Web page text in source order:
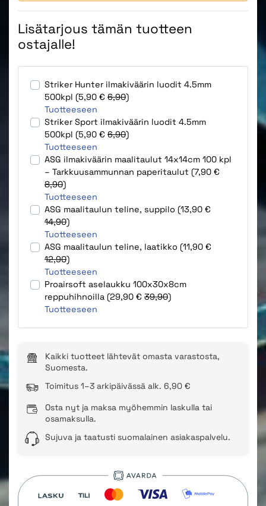
Lisätarjous tämän tuotteen
ostajalle!
Striker Hunter ilmakiväärin luodit 4.5mm
500kpl (5,90 € 6,90)
Tuotteeseen
Striker Sport ilmakiväärin luodit 4.5mm
500kpl (5,90 € 6,90)
Tuotteeseen
ASG ilmakiväärin maalitaulut 14x14cm 100 kpl
– Tarkkuusammunnan paperitaulut (7,90 €
8,90)
Tuotteeseen
ASG maalitaulun teline, suppilo (13,90 €
14,90)
Tuotteeseen
ASG maalitaulun teline, laatikko (11,90 €
12,90)
Tuotteeseen
Proairsoft aselaukku 100x30x8cm
reppuhihnoilla (29,90 € 39,90)
Tuotteeseen
Kaikki tuotteet lähtevät omasta varastosta,
Suomesta.
Toimitus 1–3 arkipäivässä alk. 6,90 €
Osta nyt ja maksa myöhemmin laskulla tai
osamaksulla.
Sujuva ja taatusti suomalainen asiakaspalvelu.